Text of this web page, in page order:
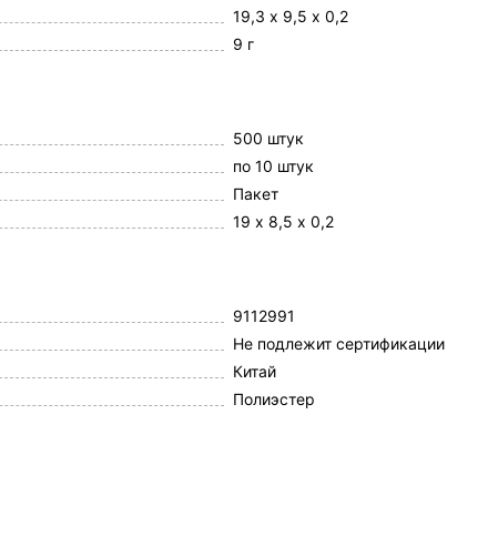
19,3 х 9,5 х 0,2
9 г
500 штук
по 10 штук
Пакет
19 х 8,5 х 0,2
9112991
Не подлежит сертификации
Китай
Полиэстер